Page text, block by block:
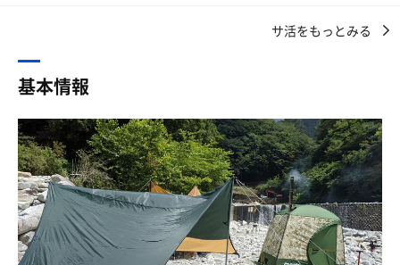
山と川を感じながらの休憩が殊に良い。
私は３セットで切り上げて夕食の準備に取り掛かるが、仲
間達は５セットくらい楽しんだのだろうか。
さあ、今夜は角上魚類で買った魚で手巻き寿司なのだ！
3セット目でインフィニティチェアの上で笑いながらとと
ごちそうさまでした。
開放感…
そんなタイミングでちょっかいかけてくる
非サウナーの友人や子供ら
罪深いぞ、君らは！
なんやかんやで5セットも堪能しました
ありがとう友人！
サ活をもっとみる
基本情報